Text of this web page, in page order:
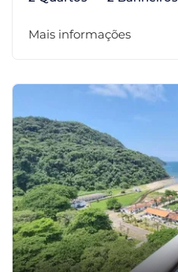
Mais informações